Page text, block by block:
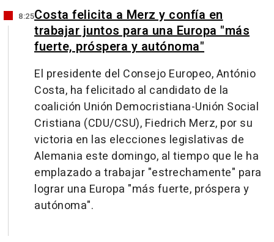
8:25Costa felicita a Merz y confía en
trabajar juntos para una Europa "más
fuerte, próspera y autónoma"
El presidente del Consejo Europeo, António
Costa, ha felicitado al candidato de la
coalición Unión Democristiana-Unión Social
Cristiana (CDU/CSU), Fiedrich Merz, por su
victoria en las elecciones legislativas de
Alemania este domingo, al tiempo que le ha
emplazado a trabajar "estrechamente" para
lograr una Europa "más fuerte, próspera y
autónoma".